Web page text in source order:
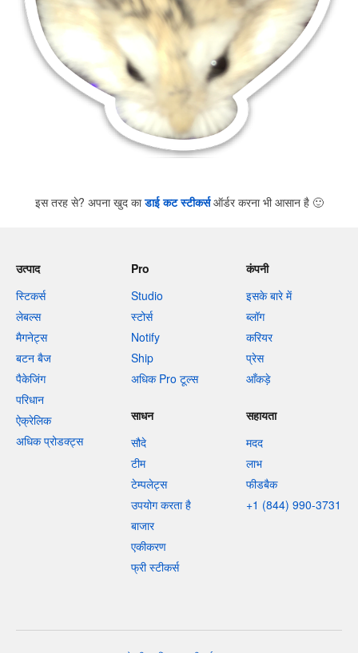
इस तरह से? अपना खुद काडाई कट स्टीकर्सऑर्डर करना भी आसान है 🙂
उत्पाद
स्टिकर्स
लेबल्स
मैगनेट्स
बटन बैज
पैकेजिंग
परिधान
ऐक्रेलिक
अधिक प्रोडक्ट्स
Pro
Studio
स्टोर्स
Notify
Ship
अधिक Pro टूल्स
कंपनी
इसके बारे में
ब्लॉग
करियर
प्रेस
आँकड़े
साधन
सौदे
टीम
टेम्पलेट्स
उपयोग करता है
बाजार
एकीकरण
फ्री स्टीकर्स
सहायता
मदद
लाभ
फीडबैक
+1 (844) 990-3731